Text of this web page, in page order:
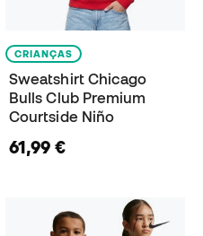
CRIANÇAS
Sweatshirt Chicago
Bulls Club Premium
Courtside Niño
61,99 €